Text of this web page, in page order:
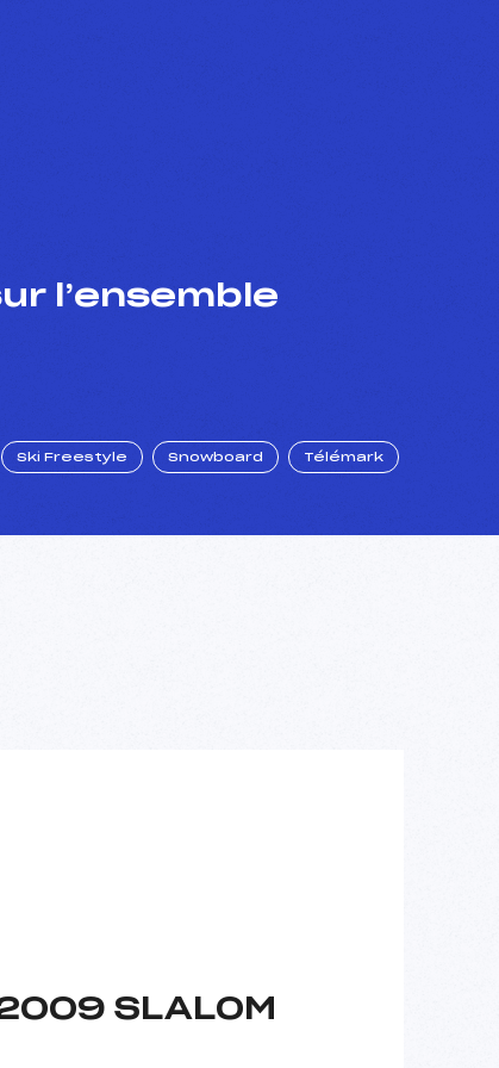
l’ensemble
Ski Freestyle Snowboard Télémark
SLALOM